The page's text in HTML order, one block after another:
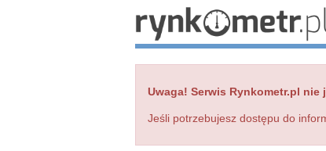
Uwaga! Serwis Rynkometr.pl nie
Jeśli potrzebujesz dostępu do